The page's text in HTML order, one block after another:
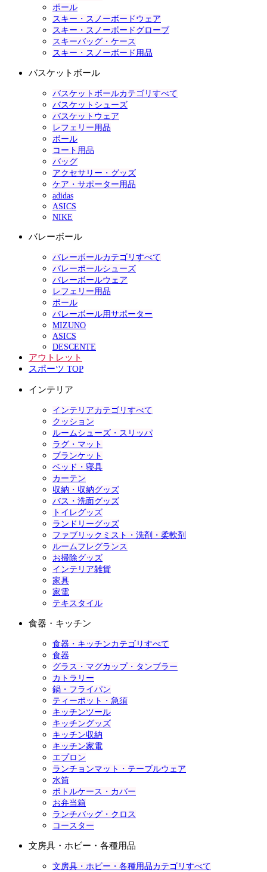
ポール
スキー・スノーボードウェア
スキー・スノーボードグローブ
スキーバッグ・ケース
スキー・スノーボード用品
バスケットボール
バスケットボールカテゴリすべて
バスケットシューズ
バスケットウェア
レフェリー用品
ボール
コート用品
バッグ
アクセサリー・グッズ
ケア・サポーター用品
adidas
ASICS
NIKE
バレーボール
バレーボールカテゴリすべて
バレーボールシューズ
バレーボールウェア
レフェリー用品
ボール
バレーボール用サポーター
MIZUNO
ASICS
DESCENTE
アウトレット
スポーツ TOP
インテリア
インテリアカテゴリすべて
クッション
ルームシューズ・スリッパ
ラグ・マット
ブランケット
ベッド・寝具
カーテン
収納・収納グッズ
バス・洗面グッズ
トイレグッズ
ランドリーグッズ
ファブリックミスト・洗剤・柔軟剤
ルームフレグランス
お掃除グッズ
インテリア雑貨
家具
家電
テキスタイル
食器・キッチン
食器・キッチンカテゴリすべて
食器
グラス・マグカップ・タンブラー
カトラリー
鍋・フライパン
ティーポット・急須
キッチンツール
キッチングッズ
キッチン収納
キッチン家電
エプロン
ランチョンマット・テーブルウェア
水筒
ボトルケース・カバー
お弁当箱
ランチバッグ・クロス
コースター
文房具・ホビー・各種用品
文房具・ホビー・各種用品カテゴリすべて